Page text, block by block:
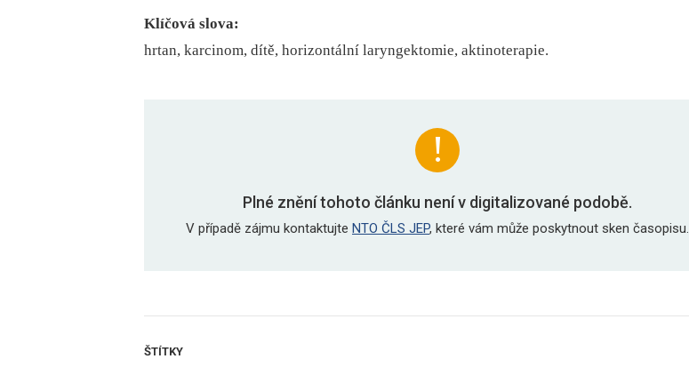
Klíčová slova:
hrtan, karcinom, dítě, horizontální laryngektomie, aktinoterapie.
Plné znění tohoto článku není v digitalizované podobě.
V případě zájmu kontaktujte NTO ČLS JEP, které vám může poskytnout sken časopisu.
ŠTÍTKY